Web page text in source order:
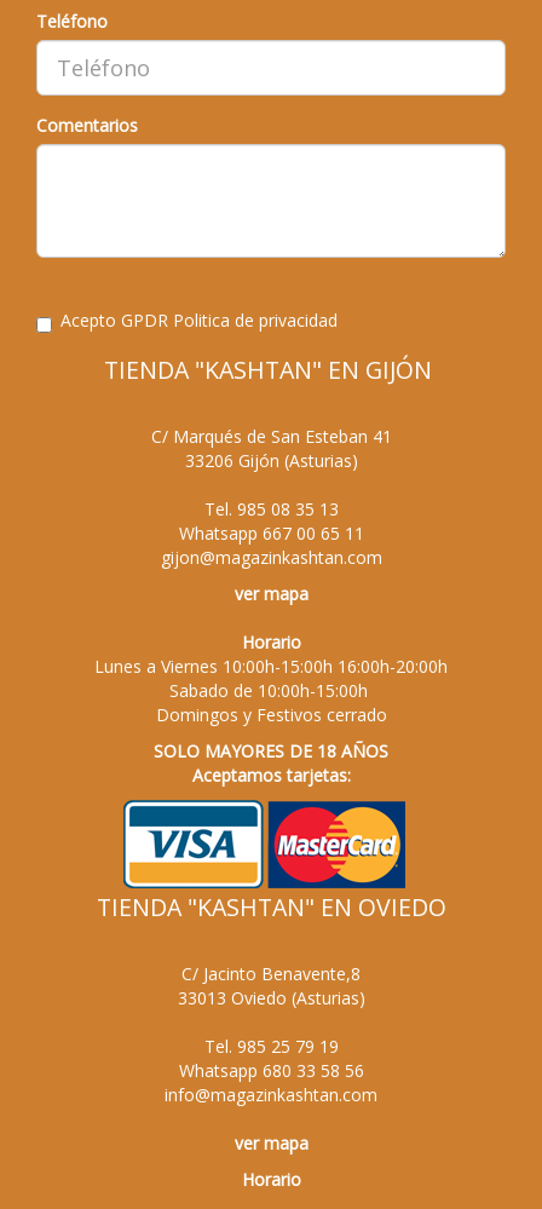
Teléfono
Comentarios
Acepto GPDR Politica de privacidad
TIENDA "KASHTAN" EN GIJÓN
C/ Marqués de San Esteban 41
33206 Gijón (Asturias)
Tel. 985 08 35 13
Whatsapp 667 00 65 11
gijon@magazinkashtan.com
ver mapa
Horario
Lunes a Viernes 10:00h-15:00h 16:00h-20:00h
Sabado de 10:00h-15:00h
Domingos y Festivos cerrado
SOLO MAYORES DE 18 AÑOS
Aceptamos tarjetas:
TIENDA "KASHTAN" EN OVIEDO
C/ Jacinto Benavente,8
33013 Oviedo (Asturias)
Tel. 985 25 79 19
Whatsapp 680 33 58 56
info@magazinkashtan.com
ver mapa
Horario